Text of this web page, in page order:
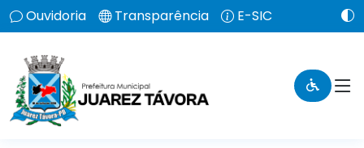
Ouvidoria Transparência E-SIC